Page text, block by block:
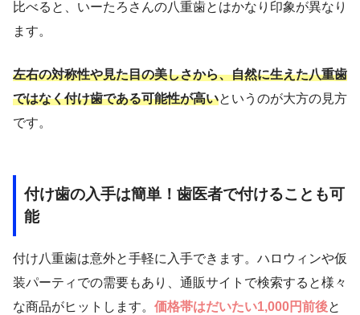
比べると、いーたろさんの八重歯とはかなり印象が異なり
ます。
左右の対称性や見た目の美しさから、自然に生えた八重歯
ではなく付け歯である可能性が高いというのが大方の見方
です。
付け歯の入手は簡単！歯医者で付けることも可
能
付け八重歯は意外と手軽に入手できます。ハロウィンや仮
装パーティでの需要もあり、通販サイトで検索すると様々
な商品がヒットします。 価格帯はだいたい1,000円前後と